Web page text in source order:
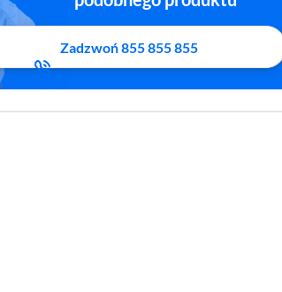
Zadzwoń 855 855 855